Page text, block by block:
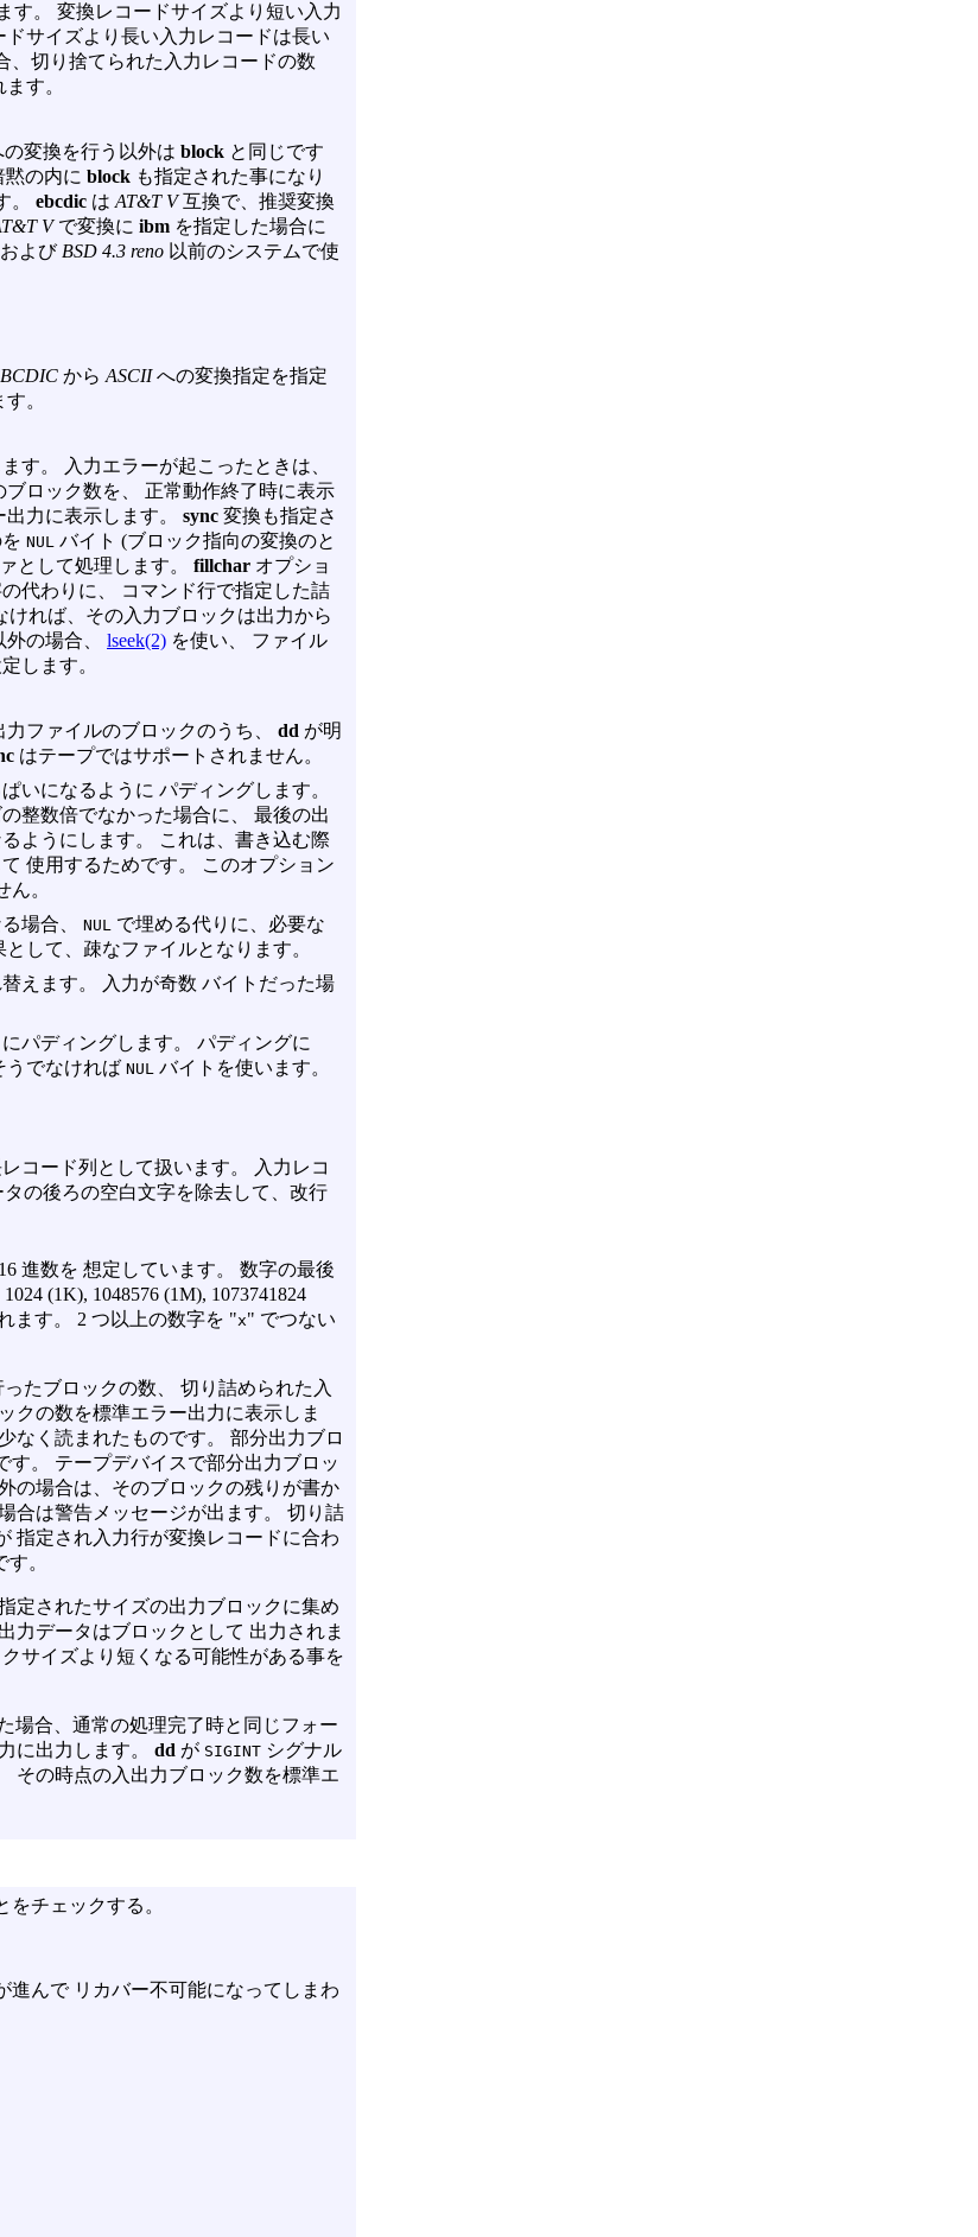
す。 変換レコードサイズより短い入力
サイズより長い入力レコードは長い
、切り捨てられた入力レコードの数
す。
の変換を行う以外は block と同じです
黙の内に block も指定された事になり
。 ebcdic は AT&T V互換で、推奨変換
Vで変換に ibm を指定した場合に
および BSD 4.3 reno 以前のシステムで使
から ASCIIへの変換指定を指定
。
す。 入力エラーが起こったときは、
ロック数を、 正常動作終了時に表示
力に表示します。 sync 変換も指定さ
NUL バイト (ブロック指向の変換のと
として処理します。 fillchar オプショ
代わりに、 コマンド行で指定した詰
ければ、その入力ブロックは出力から
の場合、 lseek(2) を使い、 ファイル
します。
ファイルのブロックのうち、 dd が明
はテープではサポートされません。
いになるように パディングします。
整数倍でなかった場合に、 最後の出
ようにします。 これは、書き込む際
使用するためです。 このオプション
。
場合、 NUL で埋める代りに、必要な
して、疎なファイルとなります。
えます。 入力が奇数 バイトだった場
パディングします。 パディングに
うでなければ NUL バイトを使います。
コード列として扱います。 入力レコ
の後ろの空白文字を除去して、改行
進数を 想定しています。 数字の最後
(1K), 1048576 (1M), 1073741824
ます。 2 つ以上の数字を "x" でつない
たブロックの数、 切り詰められた入
クの数を標準エラー出力に表示しま
なく読まれたものです。 部分出力ブロ
す。 テープデバイスで部分出力ブロッ
の場合は、そのブロックの残りが書か
合は警告メッセージが出ます。 切り詰
指定され入力行が変換レコードに合わ
。
定されたサイズの出力ブロックに集め
力データはブロックとして 出力されま
サイズより短くなる可能性がある事を
場合、通常の処理完了時と同じフォー
に出力します。 dd が SIGINT シグナル
その時点の入出力ブロック数を標準エ
チェックする。
んで リカバー不可能になってしまわ